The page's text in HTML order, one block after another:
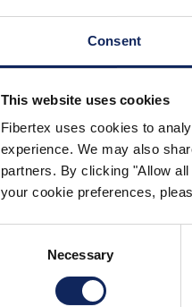
Consent
This website uses cookies
Fibertex uses cookies to
experience. We may also
partners. By clicking "Allow
your cookie preferences,
Necessary